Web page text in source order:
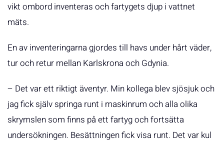
vikt ombord inventeras och fartygets djup i vattnet
mäts.
En av inventeringarna gjordes till havs under hårt väder,
tur och retur mellan Karlskrona och Gdynia.
– Det var ett riktigt äventyr. Min kollega blev sjösjuk och
jag fick själv springa runt i maskinrum och alla olika
skrymslen som finns på ett fartyg och fortsätta
undersökningen. Besättningen fick visa runt. Det var kul